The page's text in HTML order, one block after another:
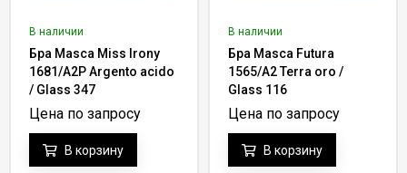
В наличии
Бра Masca Miss Irony
1681/A2P Argento acido
/ Glass 347
Цена по запросу
В корзину
В наличии
Бра Masca Futura
1565/A2 Terra oro /
Glass 116
Цена по запросу
В корзину